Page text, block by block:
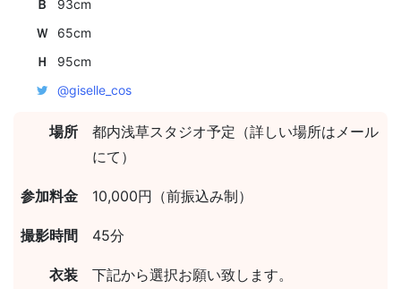
Ｂ
93cm
Ｗ
65cm
Ｈ
95cm
@giselle_cos
場所
都内浅草スタジオ予定（詳しい場所はメール
にて）
参加料金 10,000円（前振込み制）
撮影時間 45分
衣装
下記から選択お願い致します。